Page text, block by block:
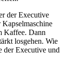
der Executive
Kaffee. Dann
losgehen. Wie
der Executive und